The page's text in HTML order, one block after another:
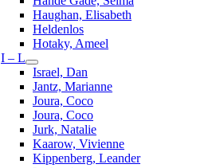
Haughan, Elisabeth
Heldenlos
Hotaky, Ameel
I – L
Israel, Dan
Jantz, Marianne
Joura, Coco
Joura, Coco
Jurk, Natalie
Kaarow, Vivienne
Kippenberg, Leander